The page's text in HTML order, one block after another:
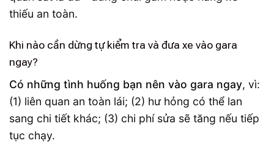
thiếu an toàn.
Khi nào cần dừng tự kiểm tra và đưa xe vào gara
ngay?
Có những tình huống bạn nên vào gara ngay, vì:
(1) liên quan an toàn lái; (2) hư hỏng có thể lan
sang chi tiết khác; (3) chi phí sửa sẽ tăng nếu tiếp
tục chạy.